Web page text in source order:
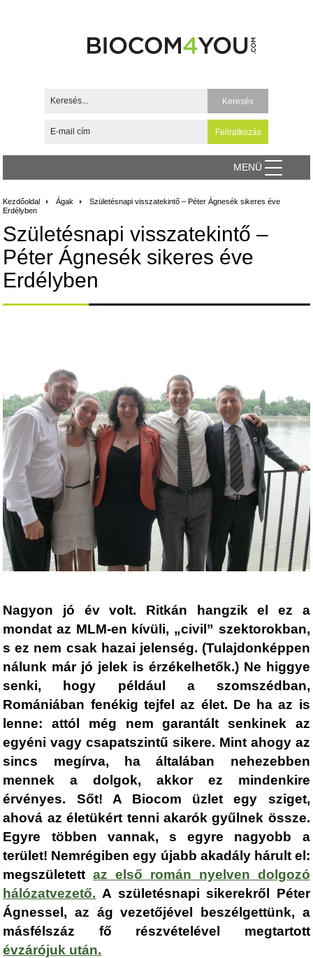
MENÜ
Kezdőoldal Ágak
Születésnapi visszatekintő – Péter Ágnesék sikeres éve
Erdélyben
Születésnapi visszatekintő –
Péter Ágnesék sikeres éve
Erdélyben
Nagyon jó év volt. Ritkán hangzik el ez a
mondat az MLM-en kívüli, „civil” szektorokban,
s ez nem csak hazai jelenség. (Tulajdonképpen
nálunk már jó jelek is érzékelhetők.) Ne higgye
senki, hogy például a szomszédban,
Romániában fenékig tejfel az élet. De ha az is
lenne: attól még nem garantált senkinek az
egyéni vagy csapatszintű sikere. Mint ahogy az
sincs megírva, ha általában nehezebben
mennek a dolgok, akkor ez mindenkire
érvényes. Sőt! A Biocom üzlet egy sziget,
ahová az életükért tenni akarók gyűlnek össze.
Egyre többen vannak, s egyre nagyobb a
terület! Nemrégiben egy újabb akadály hárult el:
megszületettaz első román nyelven dolgozó
hálózatvezető. A születésnapi sikerekről Péter
Ágnessel, az ág vezetőjével beszélgettünk, a
másfélszáz fő részvételével megtartott
évzárójuk után.